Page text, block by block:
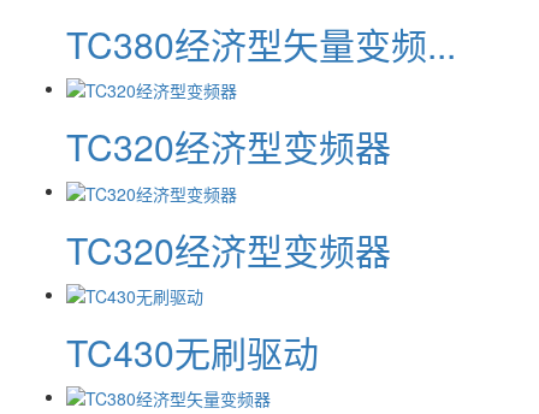
TC380经济型矢量变频...
TC320经济型变频器
TC320经济型变频器
TC430无刷驱动